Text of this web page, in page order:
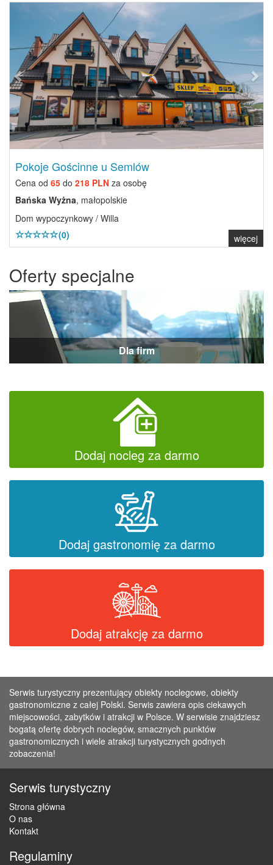
Previous Next
Pokoje Gościnne u Semlów
Cena od 65 do 218 PLN za osobę
Bańska Wyżna, małopolskie
Dom wypoczynkowy / Willa
(0)
więcej
Oferty specjalne
Dla firm
Dodaj nocleg za darmo
Dodaj gastronomię za darmo
Dodaj atrakcję za darmo
Serwis turystyczny prezentujący obiekty noclegowe, obiekty
gastronomiczne z całej Polski. Serwis zawiera opis ciekawych
miejscowości, zabytków i atrakcji w Polsce. W serwisie znajdziesz
bogatą ofertę dobrych noclegów, smacznych punktów
gastronomicznych i wiele atrakcji turystycznych godnych
zobaczenia!
Serwis turystyczny
Strona główna
O nas
Kontakt
Regulaminy